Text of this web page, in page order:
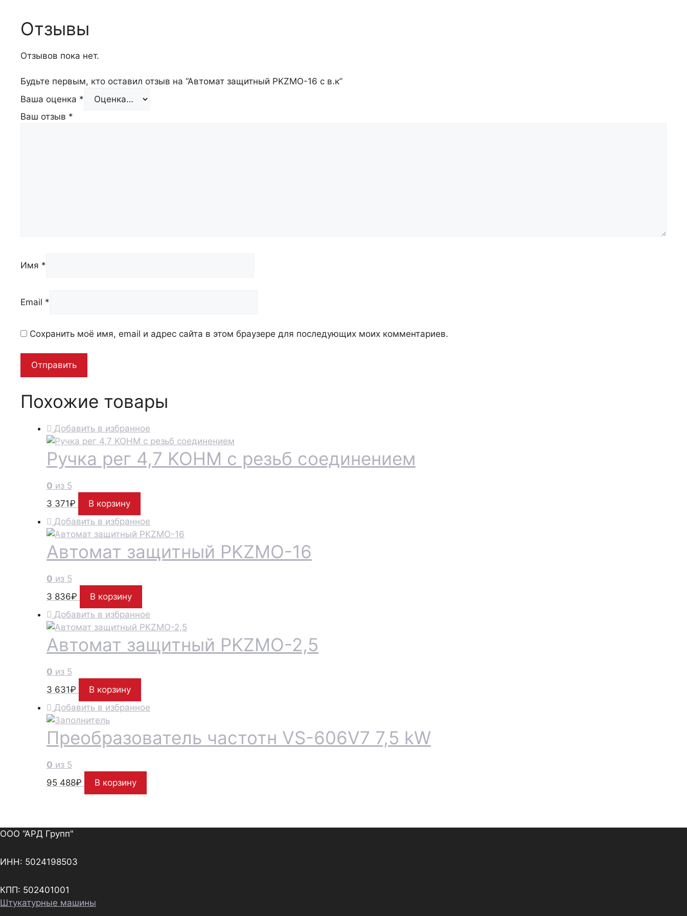
Отзывы
Отзывов пока нет.
Будьте первым, кто оставил отзыв на “Автомат защитный PKZMO-16 с в.к”
Ваша оценка *
Ваш отзыв *
Имя *
Email *
Сохранить моё имя, email и адрес сайта в этом браузере для последующих моих комментариев.
Похожие товары
Добавить в избранное
Ручка рег 4,7 KOHM с резьб соединением
0 из 5
3 371₽
В корзину
Добавить в избранное
Автомат защитный PKZMO-16
0 из 5
3 836₽
В корзину
Добавить в избранное
Автомат защитный PKZMO-2,5
0 из 5
3 631₽
В корзину
Добавить в избранное
Преобразователь частотн VS-606V7 7,5 kW
0 из 5
95 488₽ В корзину
ООО “АРД Групп"
ИНН: 5024198503
КПП: 502401001
Штукатурные машины